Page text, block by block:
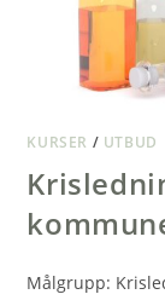
KURSER / UTBUD
Målgrupp: